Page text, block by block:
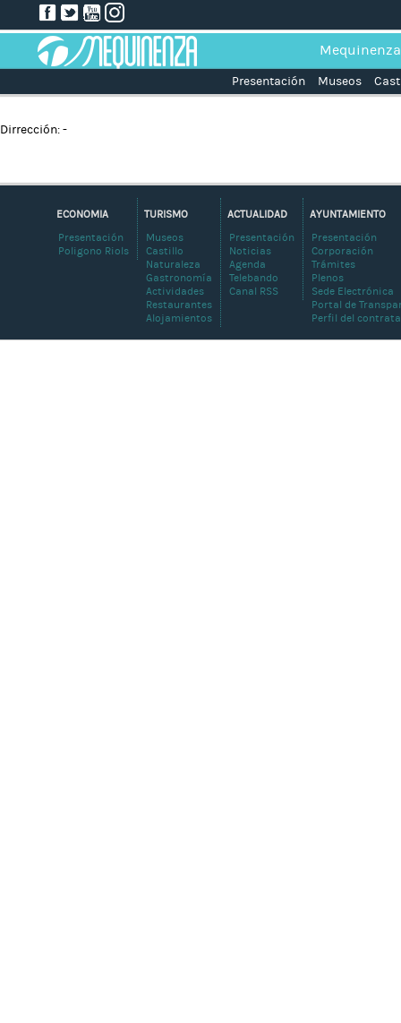
Mequinenza
Presentación Museos
Dirrección: -
AYUNTAMIENTO
Presentación
Corporación
Trámites
Plenos
Sede Electrónica
Portal de
Perfil del
ACTUALIDAD
Presentación
Noticias
Agenda
Telebando
Canal RSS
TURISMO
Museos
Castillo
Naturaleza
Gastronomía
Actividades
Restaurantes
Alojamientos
ECONOMIA
Presentación
Poligono Riols